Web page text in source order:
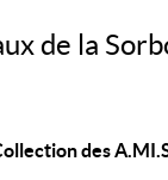
de la
des